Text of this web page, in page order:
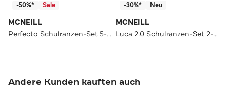
-50%* Sale
MCNEILL
Perfecto Schulranzen-Set 5-teilig
-30%* Neu
MCNEILL
Luca 2.0 Schulranzen-Set 2-teilig
Andere Kunden kauften auch